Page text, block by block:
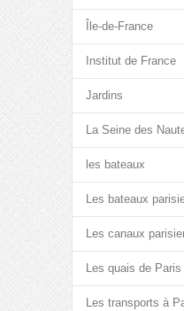
Île-de-France
Institut de France
Jardins
La Seine des
les bateaux
Les bateaux
Les canaux
Les quais de Paris
Les transports à